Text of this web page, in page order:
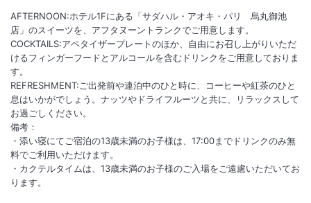
AFTERNOON:ホテル1Fにある「サダハル・アオキ・パリ 烏丸御池
店」のスイーツを、アフタヌーントランクでご用意します。
COCKTAILS:アペタイザープレートのほか、自由にお召し上がりいただ
けるフィンガーフードとアルコールを含むドリンクをご用意しておりま
す。
REFRESHMENT:ご出発前や連泊中のひと時に、コーヒーや紅茶のひと
息はいかがでしょう。ナッツやドライフルーツと共に、リラックスして
お過ごしください。
備考：
・添い寝にてご宿泊の13歳未満のお子様は、17:00までドリンクのみ無
料でご利用いただけます。
・カクテルタイムは、13歳未満のお子様のご入場をご遠慮いただいてお
ります。